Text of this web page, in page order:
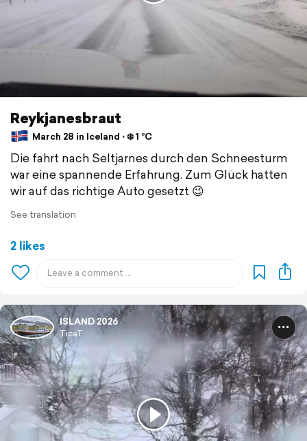
Reykjanesbraut
March 28 in Iceland ⋅ ❄️ 1 °C
Die fahrt nach Seltjarnes durch den Schneesturm
war eine spannende Erfahrung. Zum Glück hatten
wir auf das richtige Auto gesetzt 😉
See translation
2 likes
ISLAND 2026
TicaT